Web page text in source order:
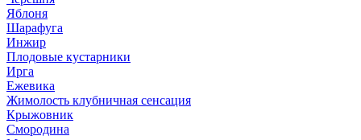
Яблоня
Шарафуга
Инжир
Плодовые кустарники
Ирга
Ежевика
Жимолость клубничная сенсация
Крыжовник
Смородина